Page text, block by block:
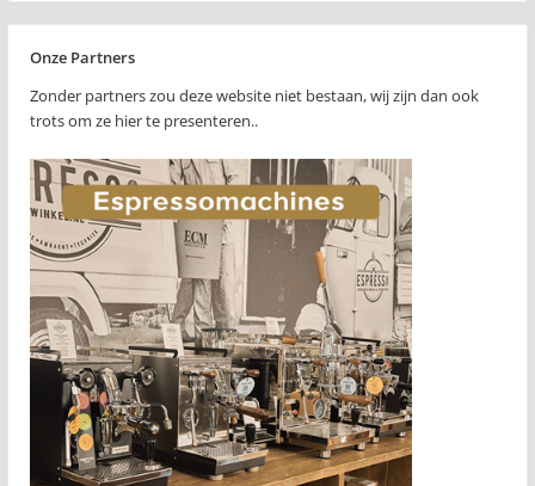
Onze Partners
Zonder partners zou deze website niet bestaan, wij zijn dan ook
trots om ze hier te presenteren..